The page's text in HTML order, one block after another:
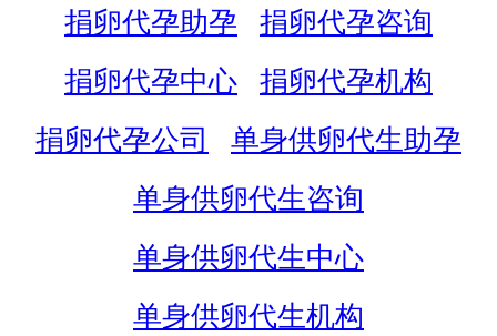
捐卵代孕助孕
捐卵代孕咨询
捐卵代孕中心
捐卵代孕机构
捐卵代孕公司
单身供卵代生助孕
单身供卵代生咨询
单身供卵代生中心
单身供卵代生机构